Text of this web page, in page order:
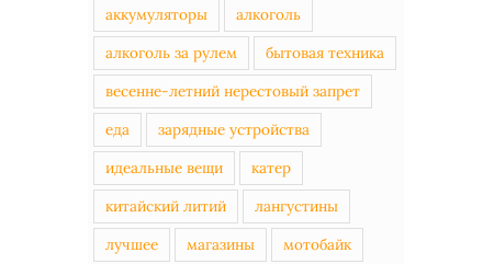
аккумуляторы
алкоголь
алкоголь за рулем
бытовая техника
весенне-летний нерестовый запрет
еда
зарядные устройства
идеальные вещи
катер
китайский литий
лангустины
лучшее
магазины
мотобайк